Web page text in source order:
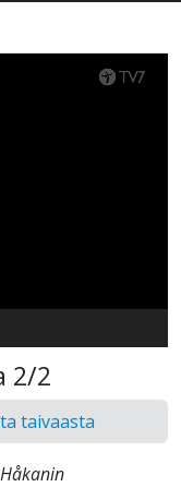
2/2
taivaasta